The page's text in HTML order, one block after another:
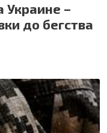
Украине –
до бегства